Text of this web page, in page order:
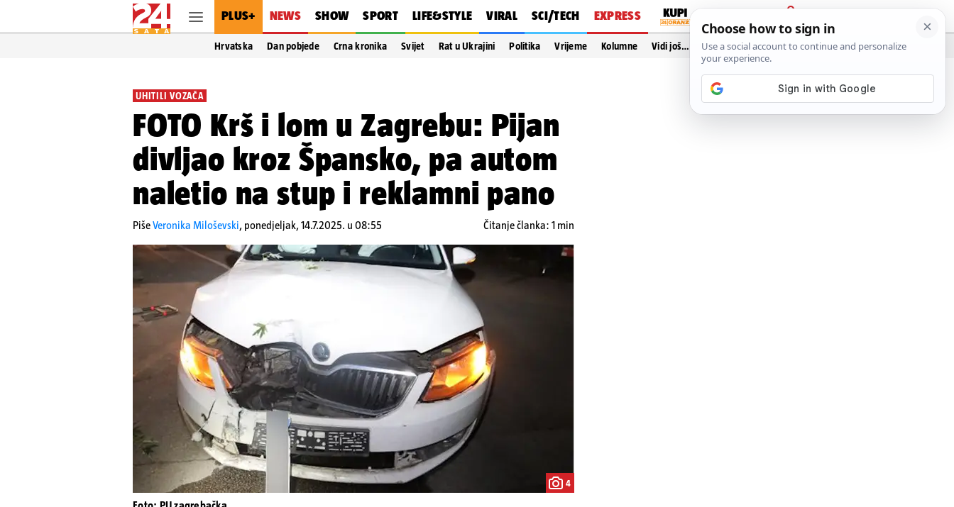
PLUS+ NEWS SHOW SPORT LIFE&STYLE VIRAL SCI/TECH EXPRESS
PRIJAVA
Hrvatska Dan pobjede Crna kronika Svijet Rat u Ukrajini Politika Vrijeme Kolumne Vidi još…
UHITILI VOZAČA
FOTO Krš i lom u Zagrebu: Pijan
divljao kroz Špansko, pa autom
naletio na stup i reklamni pano
PišeVeronika Miloševski, ponedjeljak, 14.7.2025. u 08:55 Čitanje članka: 1 min
4